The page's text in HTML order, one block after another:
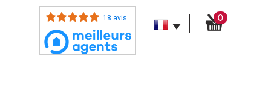
18 avis 0